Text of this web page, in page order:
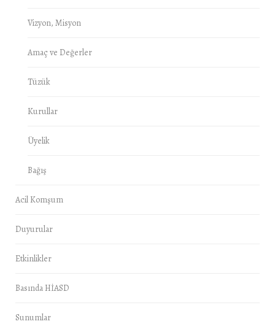
Vizyon, Misyon
Amaç ve Değerler
Tüzük
Kurullar
Üyelik
Bağış
Acil Komşum
Duyurular
Etkinlikler
Basında HİASD
Sunumlar